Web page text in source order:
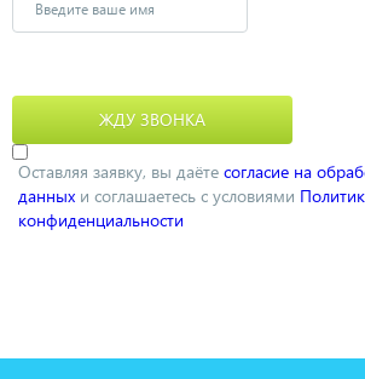
Оставляя заявку, вы даёте согласие на
данных и соглашаетесь с условиями
конфиденциальности